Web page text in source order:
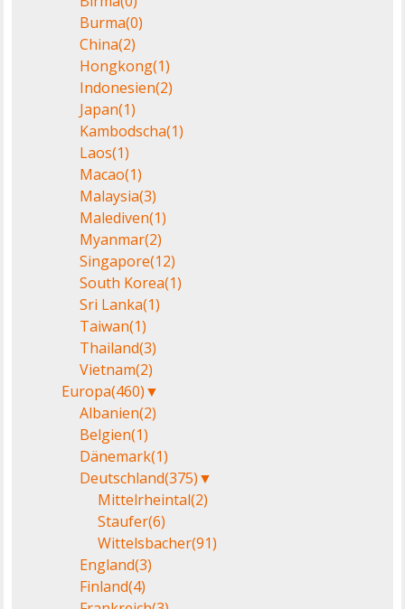
Burma(0)
China(2)
Hongkong(1)
Indonesien(2)
Japan(1)
Kambodscha(1)
Laos(1)
Macao(1)
Malaysia(3)
Malediven(1)
Myanmar(2)
Singapore(12)
South Korea(1)
Sri Lanka(1)
Taiwan(1)
Thailand(3)
Vietnam(2)
Europa(460)▼
Albanien(2)
Belgien(1)
Dänemark(1)
Deutschland(375)▼
Mittelrheintal(2)
Staufer(6)
Wittelsbacher(91)
England(3)
Finland(4)